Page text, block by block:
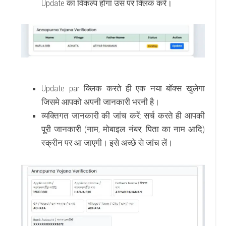
Update का विकल्प होगा उस पर क्लिक करें।
Update par क्लिक करते ही एक नया बॉक्स खुलेगा
जिसमे आपको अपनी जानकारी भरनी है।
व्यक्तिगत जानकारी की जांच करें:सर्च करते ही आपकी
पूरी जानकारी (नाम, मोबाइल नंबर, पिता का नाम आदि)
स्क्रीन पर आ जाएगी। इसे अच्छे से जांच लें।